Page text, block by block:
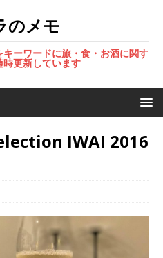
のメモ
キーワードに旅・食・お酒に関す
時更新しています
IWAI 2016